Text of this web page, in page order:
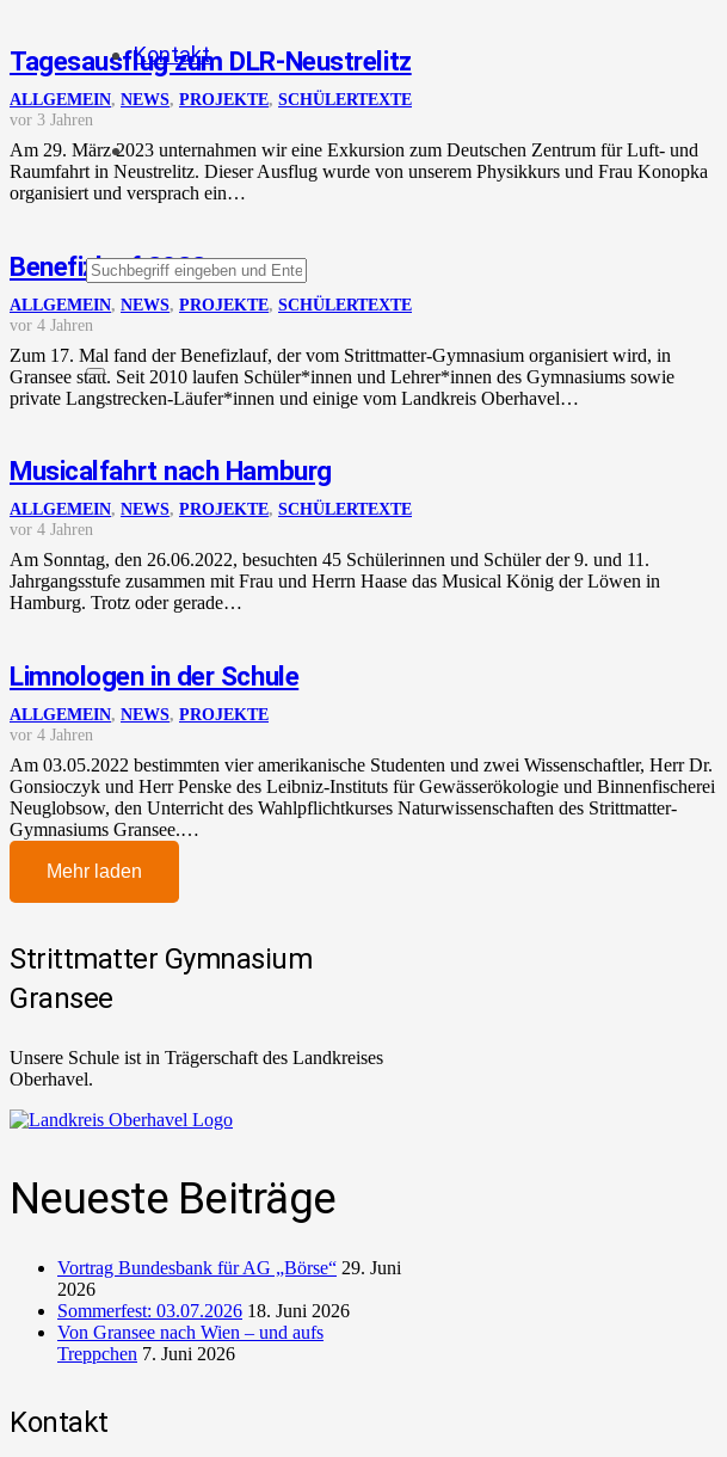
Kontakt
Tagesausflug zum DLR-Neustrelitz
ALLGEMEIN, NEWS, PROJEKTE, SCHÜLERTEXTE
vor 3 Jahren
Am 29. März 2023 unternahmen wir eine Exkursion zum Deutschen Zentrum für Luft- und
Raumfahrt in Neustrelitz. Dieser Ausflug wurde von unserem Physikkurs und Frau Konopka
organisiert und versprach ein…
Benefizlauf 2022
ALLGEMEIN, NEWS, PROJEKTE, SCHÜLERTEXTE
vor 4 Jahren
Zum 17. Mal fand der Benefizlauf, der vom Strittmatter-Gymnasium organisiert wird, in
Gransee statt. Seit 2010 laufen Schüler*innen und Lehrer*innen des Gymnasiums sowie
private Langstrecken-Läufer*innen und einige vom Landkreis Oberhavel…
Musicalfahrt nach Hamburg
ALLGEMEIN, NEWS, PROJEKTE, SCHÜLERTEXTE
vor 4 Jahren
Am Sonntag, den 26.06.2022, besuchten 45 Schülerinnen und Schüler der 9. und 11.
Jahrgangsstufe zusammen mit Frau und Herrn Haase das Musical König der Löwen in
Hamburg. Trotz oder gerade…
Limnologen in der Schule
ALLGEMEIN, NEWS, PROJEKTE
vor 4 Jahren
Am 03.05.2022 bestimmten vier amerikanische Studenten und zwei Wissenschaftler, Herr Dr.
Gonsioczyk und Herr Penske des Leibniz-Instituts für Gewässerökologie und Binnenfischerei
Neuglobsow, den Unterricht des Wahlpflichtkurses Naturwissenschaften des Strittmatter-
Gymnasiums Gransee.…
Mehr laden
Strittmatter Gymnasium
Gransee
Unsere Schule ist in Trägerschaft des Landkreises
Oberhavel.
Neueste Beiträge
Vortrag Bundesbank für AG „Börse“ 29. Juni
2026
Sommerfest: 03.07.2026 18. Juni 2026
Von Gransee nach Wien – und aufs
Treppchen 7. Juni 2026
Kontakt